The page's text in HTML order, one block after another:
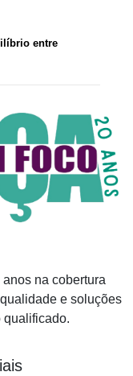
entre
na cobertura
e soluções
qualificado.